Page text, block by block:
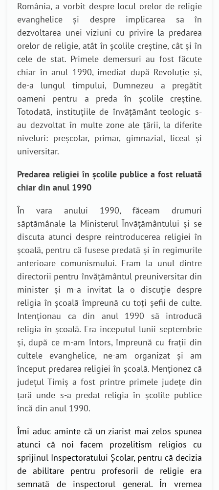
România, a vorbit despre locul orelor de religie
evanghelice și despre implicarea sa în
dezvoltarea unei viziuni cu privire la predarea
orelor de religie, atât în școlile creștine, cât și în
cele de stat. Primele demersuri au fost făcute
chiar în anul 1990, imediat după Revoluție și,
de-a lungul timpului, Dumnezeu a pregătit
oameni pentru a preda în școlile creștine.
Totodată, instituțiile de învățământ teologic s-
au dezvoltat în multe zone ale țării, la diferite
niveluri: preșcolar, primar, gimnazial, liceal și
universitar.
Predarea religiei în școlile publice a fost reluată
chiar din anul 1990
În vara anului 1990, făceam drumuri
săptămânale la Ministerul Învățământului și se
discuta atunci despre reintroducerea religiei în
școală, pentru că fusese predată și în regimurile
anterioare comunismului. Eram la unul dintre
directorii pentru învățământul preuniversitar din
minister și m-a invitat la o discuție despre
religia în școală împreună cu toți șefii de culte.
Intenționau ca din anul 1990 să introducă
religia în școală. Era inceputul lunii septembrie
și, după ce m-am întors, împreună cu frații din
cultele evanghelice, ne-am organizat și am
început predarea religiei în școală. Menționez că
județul Timiș a fost printre primele județe din
țară unde s-a predat religia în școlile publice
încă din anul 1990.
Îmi aduc aminte că un ziarist mai zelos spunea
atunci că noi facem prozelitism religios cu
sprijinul Inspectoratului Școlar, pentru că decizia
de abilitare pentru profesorii de religie era
semnată de inspectorul general. În vremea